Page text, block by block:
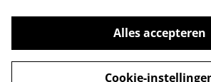
©2026Versmeel
Alles accepteren
Cookie-